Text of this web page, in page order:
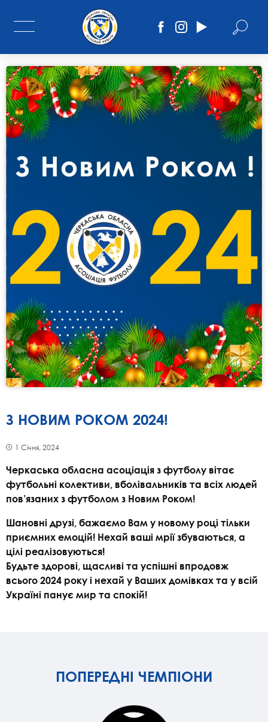
З НОВИМ РОКОМ 2024!
1 Січня, 2024
Черкаська обласна асоціація з футболу вітає
футбольні колективи, вболівальників та всіх людей
пов’язаних з футболом з Новим Роком!
Шановні друзі, бажаємо Вам у новому році тільки
приємних емоцій! Нехай ваші мрії збуваються, а
цілі реалізовуються!
Будьте здорові, щасливі та успішні впродовж
всього 2024 року і нехай у Ваших домівках та у всій
Україні панує мир та спокій!
ПОПЕРЕДНІ ЧЕМПІОНИ